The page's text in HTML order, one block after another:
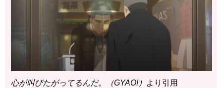
心が叫びたがってるんだ。（GYAO!） より引用